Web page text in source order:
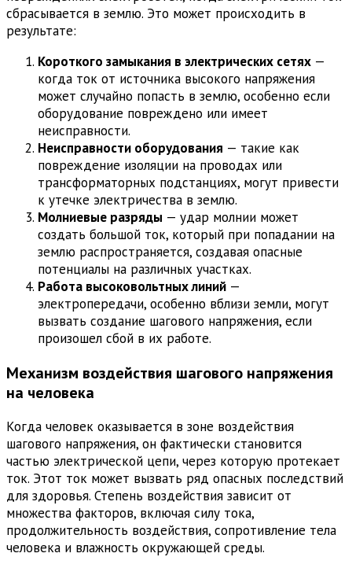
сбрасывается в землю. Это может происходить в
результате:
Короткого замыкания в электрических сетях —
когда ток от источника высокого напряжения
может случайно попасть в землю, особенно если
оборудование повреждено или имеет
неисправности.
Неисправности оборудования — такие как
повреждение изоляции на проводах или
трансформаторных подстанциях, могут привести
к утечке электричества в землю.
Молниевые разряды — удар молнии может
создать большой ток, который при попадании на
землю распространяется, создавая опасные
потенциалы на различных участках.
Работа высоковольтных линий —
электропередачи, особенно вблизи земли, могут
вызвать создание шагового напряжения, если
произошел сбой в их работе.
Механизм воздействия шагового напряжения
на человека
Когда человек оказывается в зоне воздействия
шагового напряжения, он фактически становится
частью электрической цепи, через которую протекает
ток. Этот ток может вызвать ряд опасных последствий
для здоровья. Степень воздействия зависит от
множества факторов, включая силу тока,
продолжительность воздействия, сопротивление тела
человека и влажность окружающей среды.